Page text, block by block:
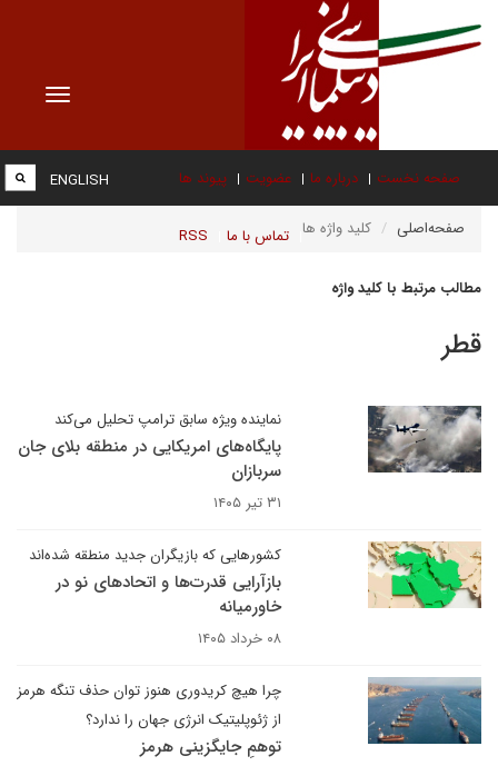
Toggle
صفحه نخست درباره ما عضویت پیوند ها
تماس با ما RSS
ENGLISH
صفحه‌اصلی کلید واژه ها
مطالب مرتبط با کلید واژه
قطر
نماینده ویژه سابق ترامپ تحلیل می‌کند
پایگاه‌های امریکایی در منطقه بلای جان
سربازان
۳۱ تیر ۱۴۰۵
کشورهایی که بازیگران جدید منطقه شده‌اند
بازآرایی قدرت‌ها و اتحادهای نو در
خاورمیانه
۰۸ خرداد ۱۴۰۵
چرا هیچ کریدوری هنوز توان حذف تنگه هرمز
از ژئوپلیتیک انرژی جهان را ندارد؟
توهمِ جایگزینی هرمز